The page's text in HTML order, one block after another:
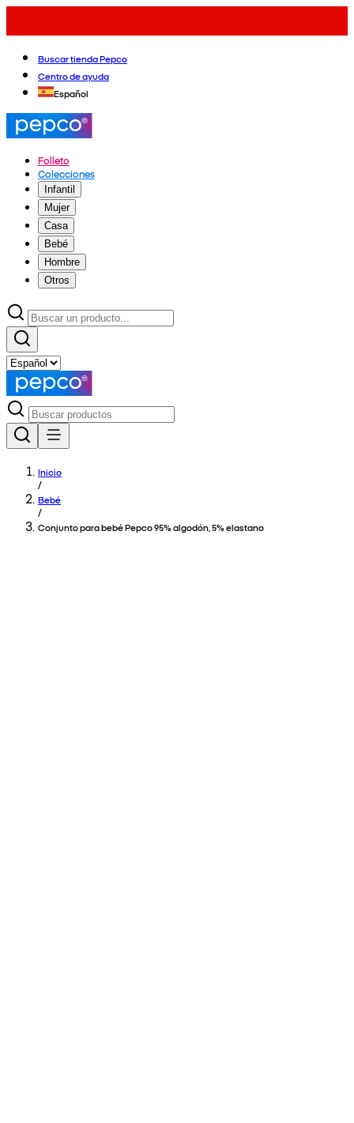
Buscar tienda Pepco
Centro de ayuda
Español
Folleto
Colecciones
Infantil
Mujer
Casa
Bebé
Hombre
Otros
Inicio
/
Bebé
/
Conjunto para bebé Pepco 95% algodón, 5% elastano